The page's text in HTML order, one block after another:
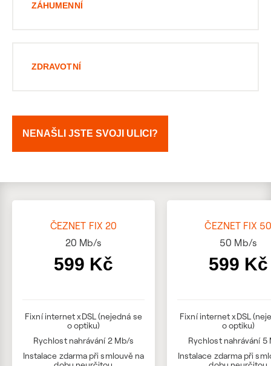
ZÁHUMENNÍ
ZDRAVOTNÍ
NENAŠLI JSTE SVOJI ULICI?
ČEZNET FIX 20
20 Mb/s
599 Kč
Fixní internet xDSL (nejedná se
o optiku)
Rychlost nahrávání 2 Mb/s
Instalace zdarma při smlouvě na
ČEZNET FIX
50 Mb/s
599 Kč
Fixní internet xDSL
o optiku)
Rychlost nahrávání 5
Instalace zdarma při